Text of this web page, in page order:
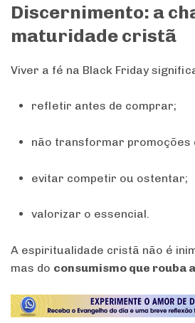
Discernimento: a
maturidade cristã
Viver a fé na Black Friday
refletir antes de comprar;
não transformar promoções
evitar competir ou ostentar;
valorizar o essencial.
A espiritualidade cristã não é
mas do consumismo que rouba